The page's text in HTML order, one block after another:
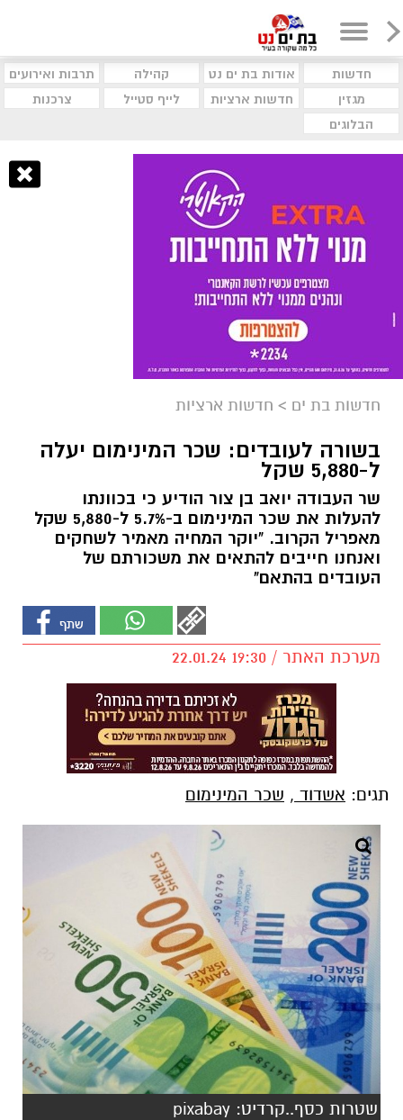
חדשות אודות בת ים נט קהילה
תרבות ואירועים
מגזין
חדשות ארציות לייף סטייל
צרכנות
הבלוגים
חדשות בת ים > חדשות ארציות
בשורה לעובדים: שכר המינימום יעלה
ל-5,880 שקל
שר העבודה יואב בן צור הודיע כי בכוונתו
להעלות את שכר המינימום ב-5.7% ל-5,880 שקל
מאפריל הקרוב. "יוקר המחיה מאמיר לשחקים
ואנחנו חייבים להתאים את משכורתם של
העובדים בהתאם"
מערכת האתר / 19:30 22.01.24
תגים: אשדוד , שכר המינימום
שטרות כסף..קרדיט: pixabay